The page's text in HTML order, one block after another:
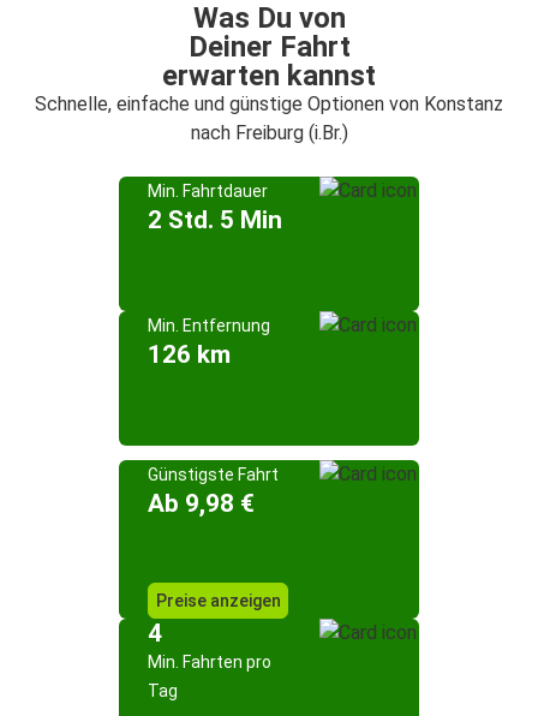
Was Du von
Deiner Fahrt
erwarten kannst
Schnelle, einfache und günstige Optionen von Konstanz
nach Freiburg (i.Br.)
Min. Fahrtdauer
2 Std. 5 Min
Min. Entfernung
126 km
Günstigste Fahrt
Ab 9,98 €
Preise anzeigen
4
Min. Fahrten pro
Tag